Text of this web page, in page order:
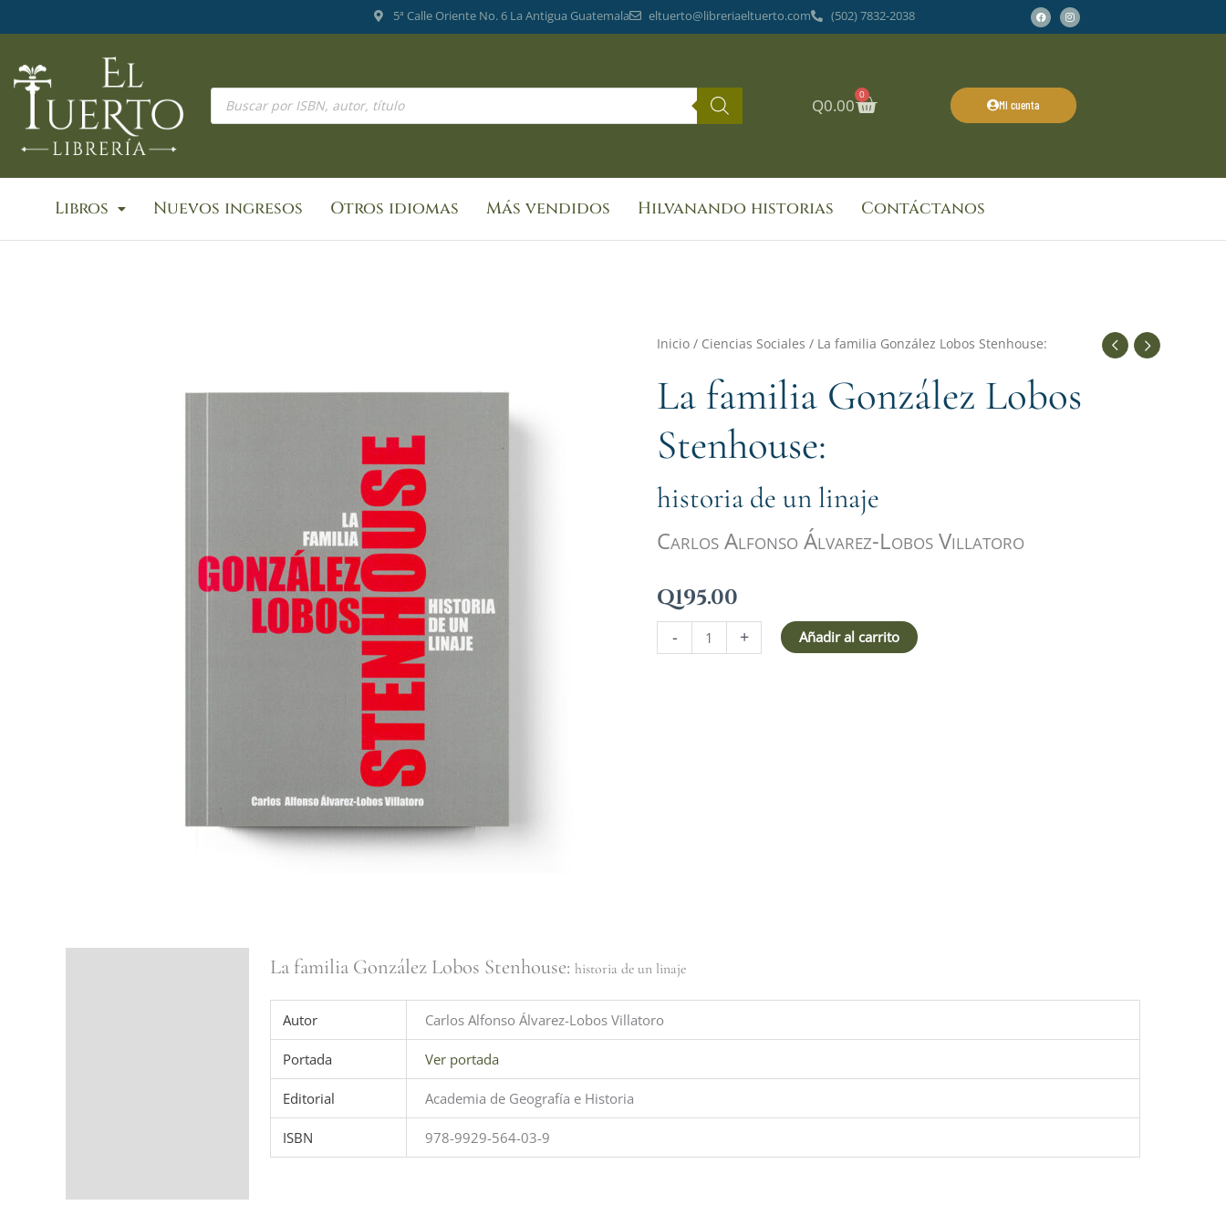
al
5ª Calle Oriente No. 6 La Antigua Guatemala eltuerto@libreriaeltuerto.com (502) 7832-2038 FacebookInstagram
Búsqueda
productos
Q0.00
0
Cart Mi cuenta
Libros Nuevos ingresos Otros idiomas Más vendidos Hilvanando historias Contáctanos
Inicio / Ciencias Sociales / La familia González Lobos Stenhouse:
La familia González Lobos
Stenhouse:
historia de un linaje
Carlos Alfonso Álvarez-Lobos Villatoro
Q195.00
-
La
González
Stenhouse:
+ Añadir al carrito
La familia González Lobos Stenhouse: historia de un linaje
Autor Carlos Alfonso Álvarez-Lobos Villatoro
Portada Ver portada
Editorial Academia de Geografía e Historia
ISBN 978-9929-564-03-9